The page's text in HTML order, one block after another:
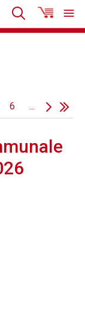
6 ...